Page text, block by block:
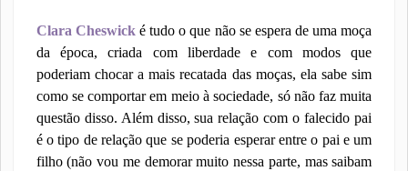
Clara Cheswick é tudo o que não se espera de uma moça
da época, criada com liberdade e com modos que
poderiam chocar a mais recatada das moças, ela sabe sim
como se comportar em meio à sociedade, só não faz muita
questão disso. Além disso, sua relação com o falecido pai
é o tipo de relação que se poderia esperar entre o pai e um
filho (não vou me demorar muito nessa parte, mas saibam